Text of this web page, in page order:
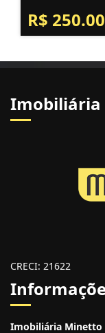
R$
CRECI: 21622
Imobiliária Minetto